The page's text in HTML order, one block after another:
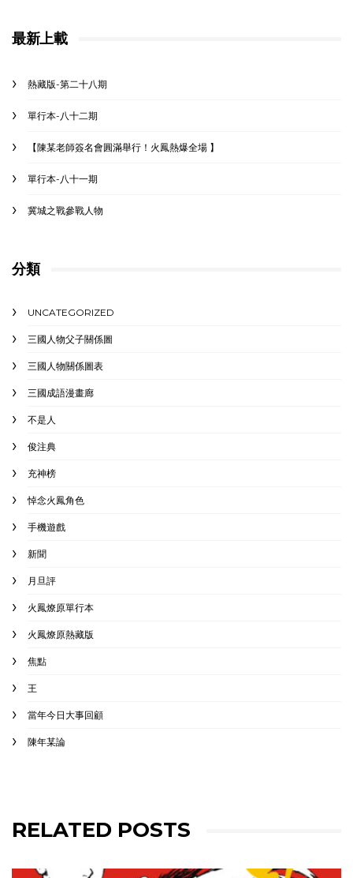
最新上載
熱藏版-第二十八期
單行本-八十二期
【陳某老師簽名會圓滿舉行！火鳳熱爆全場 】
單行本-八十一期
冀城之戰參戰人物
分類
UNCATEGORIZED
三國人物父子關係圖
三國人物關係圖表
三國成語漫畫廊
不是人
俊注典
充神榜
悼念火鳳角色
手機遊戲
新聞
月旦評
火鳳燎原單行本
火鳳燎原熱藏版
焦點
王
當年今日大事回顧
陳年某論
RELATED POSTS